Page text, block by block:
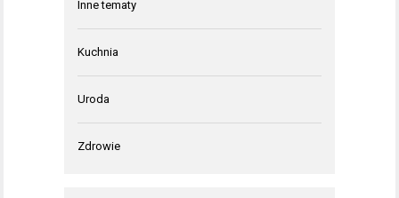
Inne tematy
Kuchnia
Uroda
Zdrowie